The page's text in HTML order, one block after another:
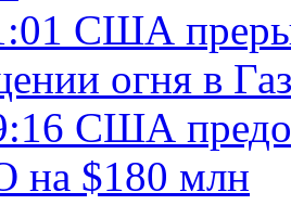
США
огня в
США
на $180 млн